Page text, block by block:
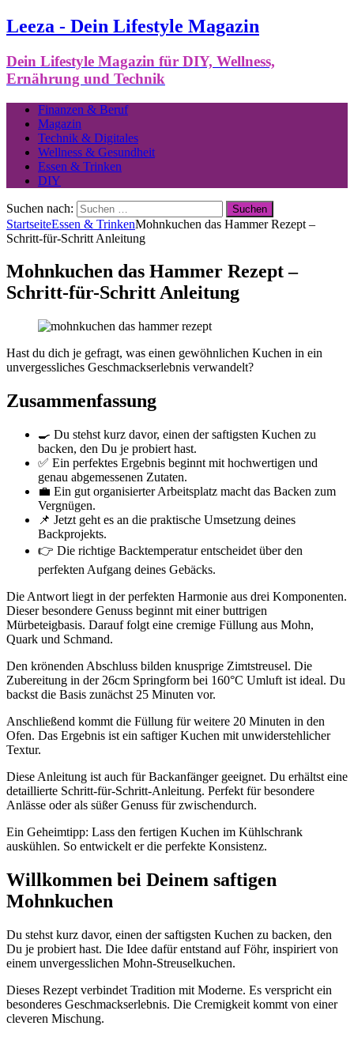
Leeza - Dein Lifestyle Magazin
Dein Lifestyle Magazin für DIY, Wellness,
Ernährung und Technik
Finanzen & Beruf
Magazin
Technik & Digitales
Wellness & Gesundheit
Essen & Trinken
DIY
Suchen nach:
StartseiteEssen & TrinkenMohnkuchen das Hammer Rezept –
Schritt-für-Schritt Anleitung
Mohnkuchen das Hammer Rezept –
Schritt-für-Schritt Anleitung
Hast du dich je gefragt, was einen gewöhnlichen Kuchen in ein
unvergessliches Geschmackserlebnis verwandelt?
Zusammenfassung
🍳 Du stehst kurz davor, einen der saftigsten Kuchen zu
backen, den Du je probiert hast.
✅ Ein perfektes Ergebnis beginnt mit hochwertigen und
genau abgemessenen Zutaten.
💼 Ein gut organisierter Arbeitsplatz macht das Backen zum
Vergnügen.
📌 Jetzt geht es an die praktische Umsetzung deines
Backprojekts.
👉 Die richtige Backtemperatur entscheidet über den
perfekten Aufgang deines Gebäcks.
Die Antwort liegt in der perfekten Harmonie aus drei Komponenten.
Dieser besondere Genuss beginnt mit einer buttrigen
Mürbeteigbasis. Darauf folgt eine cremige Füllung aus Mohn,
Quark und Schmand.
Den krönenden Abschluss bilden knusprige Zimtstreusel. Die
Zubereitung in der 26cm Springform bei 160°C Umluft ist ideal. Du
backst die Basis zunächst 25 Minuten vor.
Anschließend kommt die Füllung für weitere 20 Minuten in den
Ofen. Das Ergebnis ist ein saftiger Kuchen mit unwiderstehlicher
Textur.
Diese Anleitung ist auch für Backanfänger geeignet. Du erhältst eine
detaillierte Schritt-für-Schritt-Anleitung. Perfekt für besondere
Anlässe oder als süßer Genuss für zwischendurch.
Ein Geheimtipp: Lass den fertigen Kuchen im Kühlschrank
auskühlen. So entwickelt er die perfekte Konsistenz.
Willkommen bei Deinem saftigen
Mohnkuchen
Du stehst kurz davor, einen der saftigsten Kuchen zu backen, den
Du je probiert hast. Die Idee dafür entstand auf Föhr, inspiriert von
einem unvergesslichen Mohn-Streuselkuchen.
Dieses Rezept verbindet Tradition mit Moderne. Es verspricht ein
besonderes Geschmackserlebnis. Die Cremigkeit kommt von einer
cleveren Mischung.